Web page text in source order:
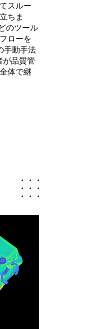
スルー
ちま
のツール
ローを
手動手法
が品質管
体で継